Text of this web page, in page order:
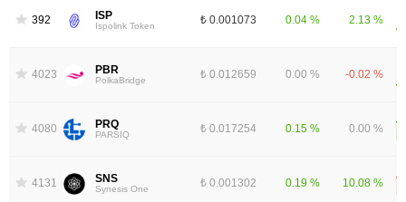
3924 ISP
Ispolink Token ₺ 0.001073 0.04 % 2.13 %
4023 PBR
PolkaBridge ₺ 0.012659 0.00 % -0.02 %
4080 PRQ
PARSIQ ₺ 0.017254 0.15 % 0.00 %
4131 SNS
Synesis One ₺ 0.001302 0.19 % 10.08 %